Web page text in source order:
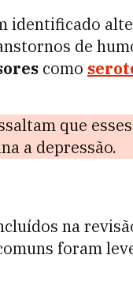
identificado
de
como
que
a depressão.
na
foram